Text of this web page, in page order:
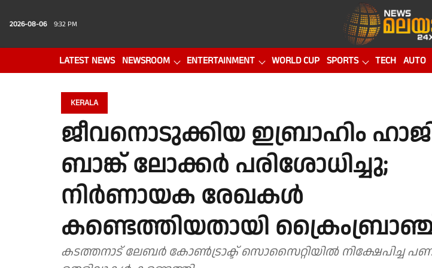
2026-08-06 9:32 PM
LATEST NEWS NEWSROOM ENTERTAINMENT WORLD CUP SPORTS TECH AUTO
KERALA
ജീവനൊടുക്കിയ ഇബ്രാഹിം
ബാങ്ക് ലോക്കർ പരിശോധിച്ചു;
നിർണായക രേഖകൾ
കണ്ടെത്തിയതായി
കടത്തനാട് ലേബർ കോൺട്രാക്ട് സൊസൈറ്റിയിൽ നിക്ഷേപിച്ച